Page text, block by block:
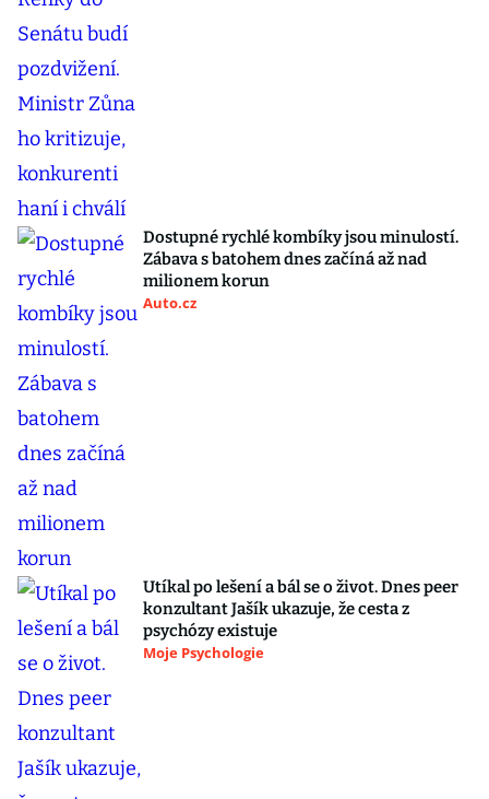
Dostupné rychlé kombíky jsou minulostí.
Zábava s batohem dnes začíná až nad
milionem korun
Auto.cz
Utíkal po lešení a bál se o život. Dnes peer
konzultant Jašík ukazuje, že cesta z
psychózy existuje
Moje Psychologie